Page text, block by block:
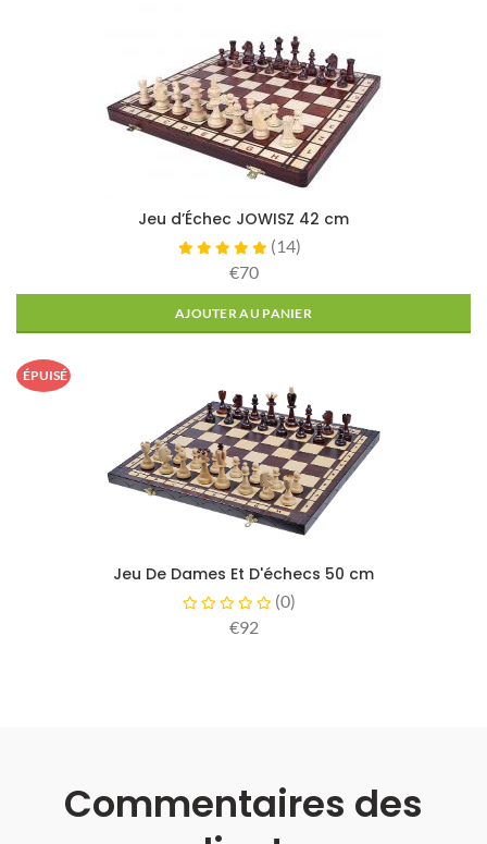
Jeu d’Échec JOWISZ 42 cm
(14)
€70
AJOUTER AU PANIER
ÉPUISÉ
Jeu De Dames Et D'échecs 50 cm
(0)
€92
Commentaires des